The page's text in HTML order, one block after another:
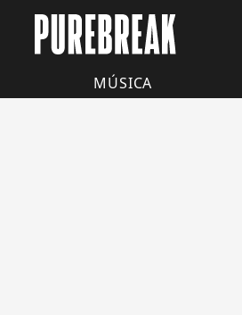
MÚSICA